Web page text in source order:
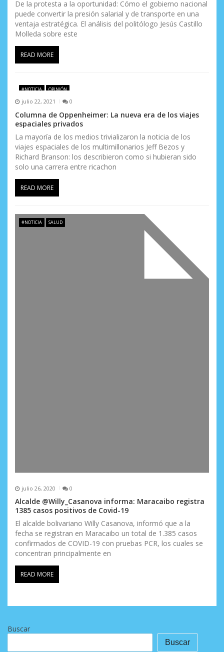
De la protesta a la oportunidad: Cómo el gobierno nacional
puede convertir la presión salarial y de transporte en una
ventaja estratégica. El análisis del politólogo Jesús Castillo
Molleda sobre este
READ MORE
#NOTICIA OPINIÓN
julio 22, 2021 0
Columna de Oppenheimer: La nueva era de los viajes
espaciales privados
La mayoría de los medios trivializaron la noticia de los
viajes espaciales de los multimillonarios Jeff Bezos y
Richard Branson: los describieron como si hubieran sido
solo una carrera entre ricachon
READ MORE
#NOTICIA SALUD
julio 26, 2020 0
Alcalde @Willy_Casanova informa: Maracaibo registra
1385 casos positivos de Covid-19
El alcalde bolivariano Willy Casanova, informó que a la
fecha se registran en Maracaibo un total de 1.385 casos
confirmados de COVID-19 con pruebas PCR, los cuales se
concentran principalmente en
READ MORE
Buscar
Buscar